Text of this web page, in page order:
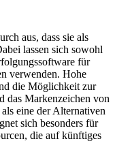
aus, dass sie als
lassen sich sowohl
für
verwenden. Hohe
die Möglichkeit zur
das Markenzeichen von
eine der Alternativen
sich besonders für
die auf künftiges